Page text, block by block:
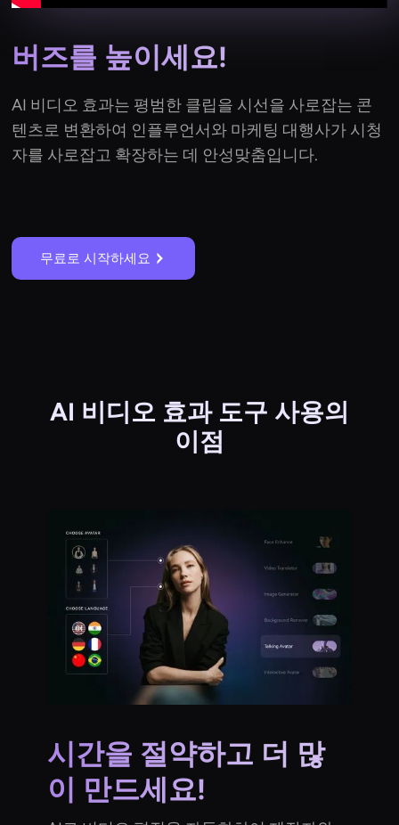
버즈를 높이세요!
AI 비디오 효과는 평범한 클립을 시선을 사로잡는 콘
텐츠로 변환하여 인플루언서와 마케팅 대행사가 시청
자를 사로잡고 확장하는 데 안성맞춤입니다.
무료로 시작하세요
AI 비디오 효과 도구 사용의
이점
시간을 절약하고 더 많
이 만드세요!